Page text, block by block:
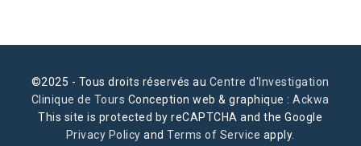
©2025 - Tous droits réservés au Centre d'Investigation
Clinique de Tours Conception web & graphique :Ackwa
This site is protected by reCAPTCHA and the Google
Privacy Policy andTerms of Service apply.